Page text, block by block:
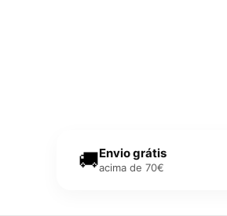
🚚Envio grátis
acima de 70€